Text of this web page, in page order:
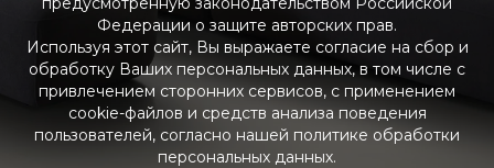
Федерации о защите авторских прав.
Используя этот сайт, Вы выражаете согласие на сбор и
обработку Ваших персональных данных, в том числе с
привлечением сторонних сервисов, с применением
cookie-файлов и средств анализа поведения
пользователей, согласно нашей политике обработки
персональных данных.